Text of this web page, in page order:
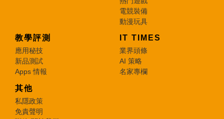
電競裝備
動漫玩具
教學評測
應用秘技
新品測試
Apps 情報
IT TIMES
業界頭條
AI 策略
名家專欄
其他
私隱政策
免責聲明